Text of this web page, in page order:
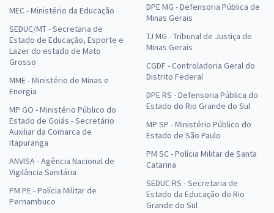
MEC - Ministério da Educação
SEDUC/MT - Secretaria de
Estado de Educação, Esporte e
Lazer do estado de Mato
Grosso
MME - Ministério de Minas e
Energia
MP GO - Ministério Público do
Estado de Goiás - Secretário
Auxiliar da Comarca de
Itapuranga
ANVISA - Agência Nacional de
Vigilância Sanitária
PM PE - Polícia Militar de
Pernambuco
DPE MG - Defensoria Pública de
Minas Gerais
TJ MG - Tribunal de Justiça de
Minas Gerais
CGDF - Controladoria Geral do
Distrito Federal
DPE RS - Defensoria Pública do
Estado do Rio Grande do Sul
MP SP - Ministério Público do
Estado de São Paulo
PM SC - Polícia Militar de Santa
Catarina
SEDUC RS - Secretaria de
Estado da Educação do Rio
Grande do Sul